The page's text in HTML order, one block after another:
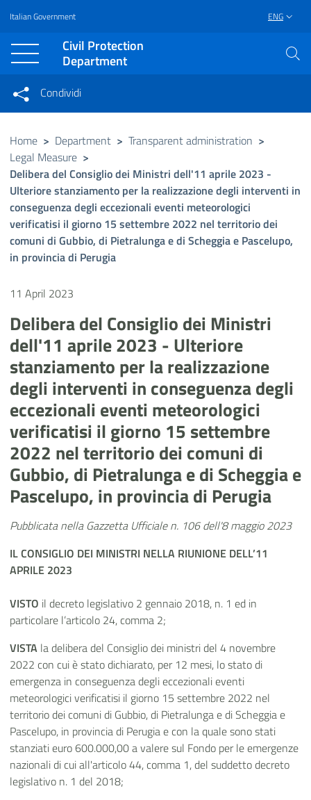
Vai al contenuto principale
Raggiungi il piè di pagina
Italian Government ENG
Civil Protection
Department
Condividi su Facebook
Condividi su Twitter
Condividi
Condividi sui social network
Home > Department > Transparent administration >
Legal Measure >
Delibera del Consiglio dei Ministri dell'11 aprile 2023 -
Ulteriore stanziamento per la realizzazione degli interventi in
conseguenza degli eccezionali eventi meteorologici
verificatisi il giorno 15 settembre 2022 nel territorio dei
comuni di Gubbio, di Pietralunga e di Scheggia e Pascelupo,
in provincia di Perugia
11 April 2023
Delibera del Consiglio dei Ministri
dell'11 aprile 2023 - Ulteriore
stanziamento per la realizzazione
degli interventi in conseguenza degli
eccezionali eventi meteorologici
verificatisi il giorno 15 settembre
2022 nel territorio dei comuni di
Gubbio, di Pietralunga e di Scheggia e
Pascelupo, in provincia di Perugia
Pubblicata nella Gazzetta Ufficiale n. 106 dell'8 maggio 2023
IL CONSIGLIO DEI MINISTRI NELLA RIUNIONE DELL’11
APRILE 2023
VISTO il decreto legislativo 2 gennaio 2018, n. 1 ed in
particolare l’articolo 24, comma 2;
VISTA la delibera del Consiglio dei ministri del 4 novembre
2022 con cui è stato dichiarato, per 12 mesi, lo stato di
emergenza in conseguenza degli eccezionali eventi
meteorologici verificatisi il giorno 15 settembre 2022 nel
territorio dei comuni di Gubbio, di Pietralunga e di Scheggia e
Pascelupo, in provincia di Perugia e con la quale sono stati
stanziati euro 600.000,00 a valere sul Fondo per le emergenze
nazionali di cui all'articolo 44, comma 1, del suddetto decreto
legislativo n. 1 del 2018;